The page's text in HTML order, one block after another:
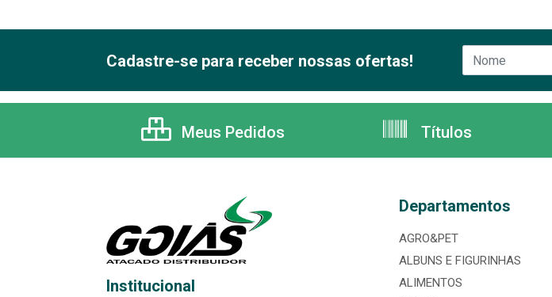
Cadastre-se para receber nossas ofertas!
Meus Pedidos Títulos
Institucional
Departamentos
AGRO&PET
ALBUNS E FIGURINHAS
ALIMENTOS